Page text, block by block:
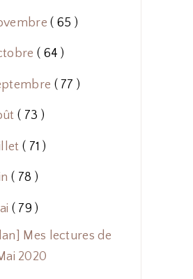
( 65 )
( 64 )
( 77 )
( 73 )
( 71 )
( 78 )
( 79 )
Mes lectures de
2020